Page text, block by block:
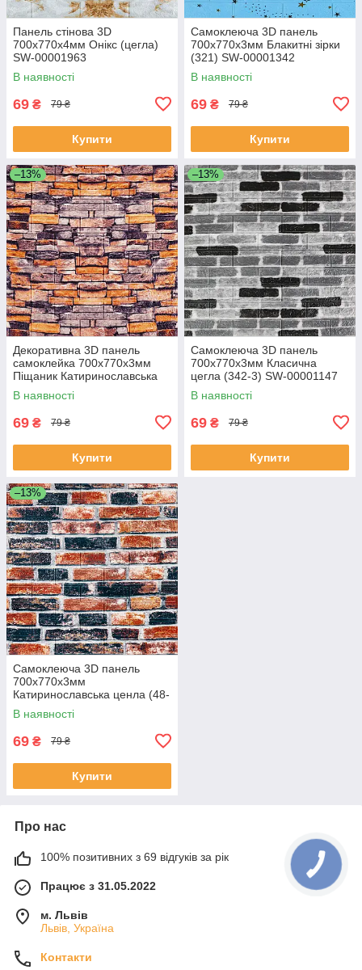
Панель стінова 3D
700х770х4мм Онікс (цегла)
SW-00001963
В наявності
69 ₴ 79 ₴
Купити
Самоклеюча 3D панель
700х770х3мм Блакитні зірки
(321) SW-00001342
В наявності
69 ₴ 79 ₴
Купити
–13%
Декоративна 3D панель
самоклейка 700х770х3мм
Піщаник Катиринославська
цегла (045-3) SW-00000692
В наявності
69 ₴ 79 ₴
Купити
–13%
Самоклеюча 3D панель
700х770х3мм Класична
цегла (342-3) SW-00001147
В наявності
69 ₴ 79 ₴
Купити
–13%
Самоклеюча 3D панель
700х770х3мм
Катиринославська ценла (48-
3) SW-00001165
В наявності
69 ₴ 79 ₴
Купити
Про нас
100% позитивних з 69 відгуків за рік
Працює з 31.05.2022
м. Львів
Львів, Україна
Контакти